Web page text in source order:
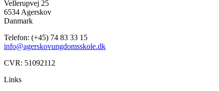
Vellerupvej 25
6534 Agerskov
Danmark
Telefon: (+45) 74 83 33 15
info@agerskovungdomsskole.dk
CVR: 51092112
Links